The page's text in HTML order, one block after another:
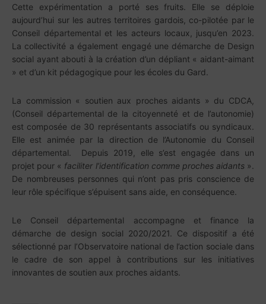
Cette expérimentation a porté ses fruits. Elle se déploie
aujourd’hui sur les autres territoires gardois, co-pilotée par le
Conseil départemental et les acteurs locaux, jusqu’en 2023.
La collectivité a également engagé une démarche de Design
social ayant abouti à la création d’un dépliant « aidant-aimant
» et d’un kit pédagogique pour les écoles du Gard.
La commission « soutien aux proches aidants » du CDCA,
(Conseil départemental de la citoyenneté et de l’autonomie)
est composée de 30 représentants associatifs ou syndicaux.
Elle est animée par la direction de l’Autonomie du Conseil
départemental. Depuis 2019, elle s’est engagée dans un
projet pour « faciliter l’identification comme proches aidants».
De nombreuses personnes qui n’ont pas pris conscience de
leur rôle spécifique s’épuisent sans aide, en conséquence.
Le Conseil départemental accompagne et finance la
démarche de design social 2020/2021. Ce dispositif a été
sélectionné par l’Observatoire national de l’action sociale dans
le cadre de son appel à contributions sur les initiatives
innovantes de soutien aux proches aidants.